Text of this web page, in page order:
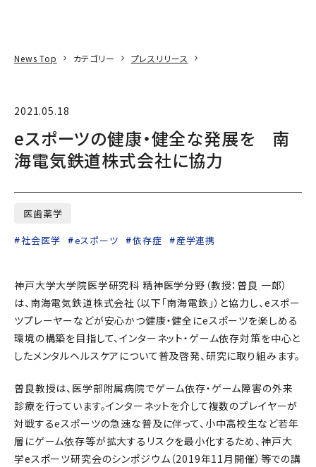
News Top カテゴリー プレスリリース
2021.05.18
eスポーツの健康・健全な発展を 南
海電気鉄道株式会社に協力
医歯薬学
社会医学
eスポーツ 依存症 産学連携
神戸大学大学院医学研究科 精神医学分野（教授：曽良 一郎）
は、南海電気鉄道株式会社（以下「南海電鉄」）と協力し、eスポー
ツプレーヤーなどが安心かつ健康・健全にeスポーツを楽しめる
環境の構築を目指して、インターネット・ゲーム依存対策を中心と
したメンタルヘルスケアについて普及啓発、研究に取り組みます。
曽良教授は、医学部附属病院でゲーム依存・ゲーム障害の外来
診療を行っています。インターネットを介して複数のプレイヤーが
対戦するeスポーツの急速な普及に伴って、小中高校生など若年
層にゲーム依存等が拡大するリスクを最小化するため、神戸大
学eスポーツ研究会のシンポジウム（2019年11月開催）等での講